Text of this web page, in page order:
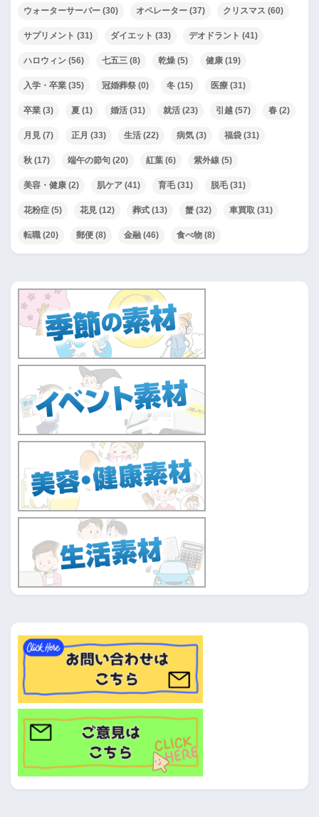
ウォーターサーバー (30) オペレーター (37) クリスマス (60)
サプリメント (31) ダイエット (33) デオドラント (41)
ハロウィン (56) 七五三 (8) 乾燥 (5) 健康 (19)
入学・卒業 (35) 冠婚葬祭 (0) 冬 (15) 医療 (31)
卒業 (3) 夏 (1) 婚活 (31) 就活 (23) 引越 (57) 春 (2)
月見 (7) 正月 (33) 生活 (22) 病気 (3) 福袋 (31)
秋 (17) 端午の節句 (20) 紅葉 (6) 紫外線 (5)
美容・健康 (2) 肌ケア (41) 育毛(31) 脱毛(31)
花粉症 (5) 花見 (12) 葬式 (13) 蟹 (32) 車買取 (31)
転職 (20) 郵便 (8) 金融 (46) 食べ物 (8)